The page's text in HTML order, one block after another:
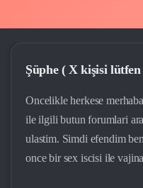
Şüphe ( X kişisi lütfen
Oncelikle herkese
ile ilgili butun forumlari
ulastim. Simdi efendim
once bir sex iscisi ile